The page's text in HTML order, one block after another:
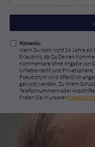
Nicht
ausfüllen!
Hinweis:
Wenn Du noch nicht 14 Jahre
Erlaubnis, ob Du Deinen
Kommentare ohne Angabe von
Urheberrecht und
Pseudonym wird öffentlich
gekürzt werden. Zu Ihrem
Telefonnummern oder
finden Sie in unserer